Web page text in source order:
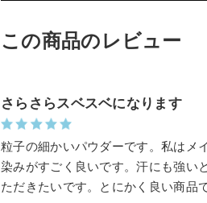
この商品のレビュー
さらさらスベスベになります
粒子の細かいパウダーです。私はメ
染みがすごく良いです。汗にも強い
ただきたいです。とにかく良い商品